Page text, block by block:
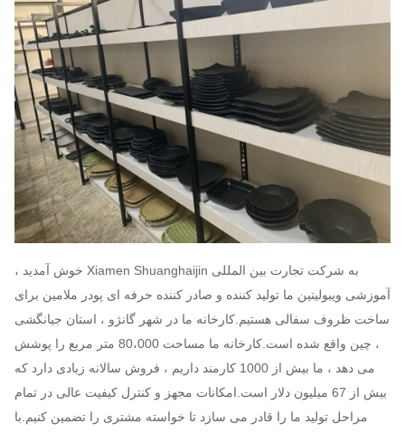
به شرکت تجارت بین المللی Xiamen Shuanghaijin خوش آمدید ،
آموزشی ویبولیتین ما تولید کننده و صادر کننده حرفه ای پودر ملامین برای
ساخت ظروف سفالی هستیم.کارخانه ما در شهر گانژو ، استان جیانگشی
، چین واقع شده است.کارخانه ما مساحت 80،000 متر مربع را پوشش
می دهد ، ما بیش از 1000 کارمند داریم ، فروش سالانه زیادی دارد که
بیش از 67 میلیون دلار است.امکانات مجهز و کنترل کیفیت عالی در تمام
مراحل تولید ما را قادر می سازد تا خواسته مشتری را تضمین کنیم.با